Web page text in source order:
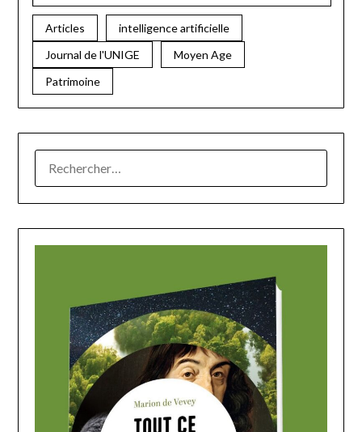
Articles
intelligence artificielle
Journal de l'UNIGE
Moyen Age
Patrimoine